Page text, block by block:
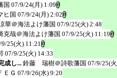
国 07/9/24(月) 1:09
ヒ国 07/9/24(月) 2:02
華＠海法よけ藩国 07/9/25(火) 2:48
克哉＠海法よけ藩国 07/9/25(火) 11:19
25(火) 11:21
07/9/25(火) 14:33
成し... 鈴藤 瑞樹＠詩歌藩国 07/9/25(
ＥＧ 07/9/26(水) 9:20